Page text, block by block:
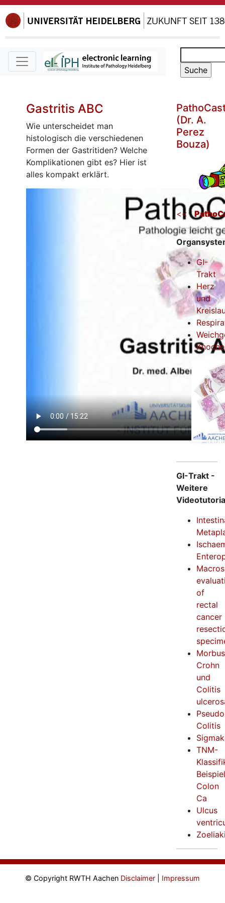
Gastritis ABC
Wie unterscheidet man
histologisch die verschiedenen
Formen der Gastritiden? Welche
Komplikationen gibt es? Hier ist
alles kompakt erklärt.
(Dr. A.
Perez
Bouza)
<<
GI-
Trakt
Herz
und
GI-Trakt -
Weitere
of
rectal
cancer
Morbus
Crohn
und
Colitis
Colitis
TNM-
Beispiel
Colon
Ca
Ulcus
© Copyright RWTH Aachen Disclaimer Impressum